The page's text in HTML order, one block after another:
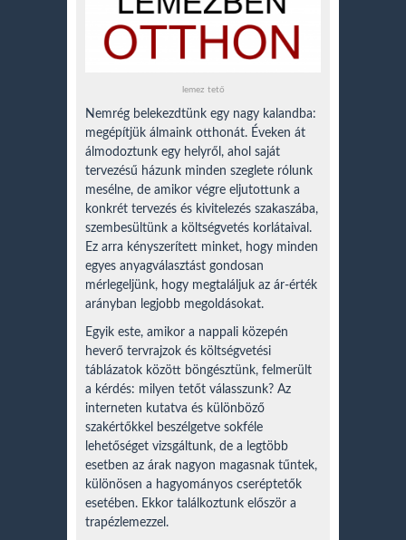
lemez tető
Nemrég belekezdtünk egy nagy kalandba:
megépítjük álmaink otthonát. Éveken át
álmodoztunk egy helyről, ahol saját
tervezésű házunk minden szeglete rólunk
mesélne, de amikor végre eljutottunk a
konkrét tervezés és kivitelezés szakaszába,
szembesültünk a költségvetés korlátaival.
Ez arra kényszerített minket, hogy minden
egyes anyagválasztást gondosan
mérlegeljünk, hogy megtaláljuk az ár-érték
arányban legjobb megoldásokat.
Egyik este, amikor a nappali közepén
heverő tervrajzok és költségvetési
táblázatok között böngésztünk, felmerült
a kérdés: milyen tetőt válasszunk? Az
interneten kutatva és különböző
szakértőkkel beszélgetve sokféle
lehetőséget vizsgáltunk, de a legtöbb
esetben az árak nagyon magasnak tűntek,
különösen a hagyományos cseréptetők
esetében. Ekkor találkoztunk először a
trapézlemezzel.